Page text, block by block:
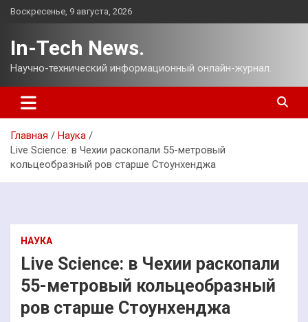
Перейти
Воскресенье, 9 августа, 2026
In-Tech News.
Научно-технический информационный онлайн-журнал.
Главная
Наука
Live Science: в Чехии раскопали 55-метровый
кольцеобразный ров старше Стоунхенджа
НАУКА
Live Science: в Чехии раскопали
55-метровый кольцеобразный
ров старше Стоунхенджа